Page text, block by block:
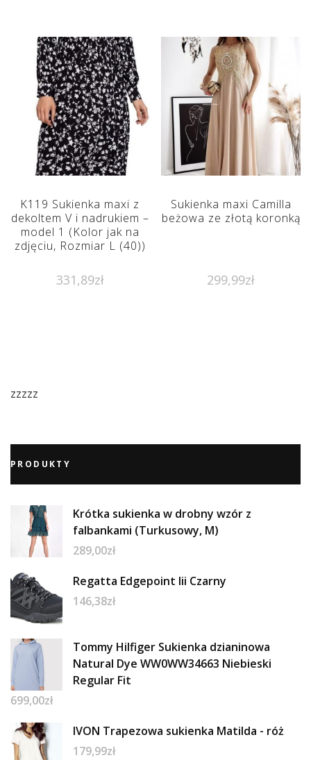
K119 Sukienka maxi z
dekoltem V i nadrukiem –
model 1 (Kolor jak na
zdjęciu, Rozmiar L (40))
331,89zł
Sukienka maxi Camilla
beżowa ze złotą koronką
299,99zł
zzzzz
PRODUKTY
Krótka sukienka w drobny wzór z
falbankami (Turkusowy, M)
289,00zł
Regatta Edgepoint Iii Czarny
146,38zł
Tommy Hilfiger Sukienka dzianinowa
Natural Dye WW0WW34663 Niebieski
Regular Fit
699,00zł
IVON Trapezowa sukienka Matilda - róż
179,99zł